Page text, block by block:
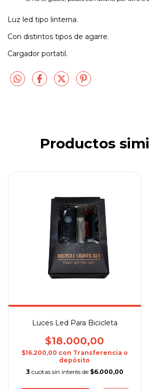
Luz led tipo linterna.
Con distintos tipos de agarre.
Cargador portatil.
Productos
Luces Led Para Bicicleta
$18.000,00
$16.200,00 con Transferencia o
depósito
3 cuotas sin interés de $6.000,00